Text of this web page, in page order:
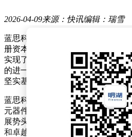
2026-04-09来源：快讯编辑：瑞雪
蓝思科技股份有限公司近期完成了
册资本从原先的约49.8亿元人民币
实现了约6%的显著增长。这一变
的进一步增强，为其未来的业务拓
坚实基础。
蓝思科技，自2006年12月成立以来
元器件制造以及智能车载设备制造
展势头。公司法定代表人为周群飞
和卓越的领导能力，带领蓝思科技